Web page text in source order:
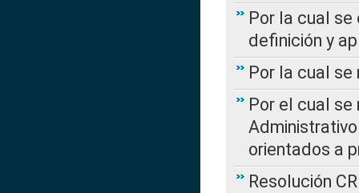
Por la cual
definición y
Por la cual
Por el cual
orientados a
Resolución